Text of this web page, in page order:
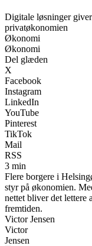
Digitale løsninger
privatøkonomien
Økonomi
Økonomi
Del glæden
X
Facebook
Instagram
LinkedIn
YouTube
Pinterest
TikTok
Mail
RSS
3 min
Flere borgere i
styr på økonomien.
nettet bliver det lettere
fremtiden.
Victor Jensen
Victor
Jensen